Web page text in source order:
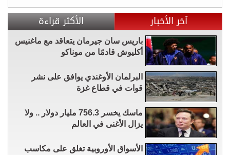
آخر الأخبار الأكثر قراءة
باريس سان جيرمان يتعاقد مع ماغنيس
أكليوش قادمًا من موناكو
البرلمان الأوغندي يوافق على نشر
قوات في قطاع غزة
ماسك يخسر 756.3 مليار دولار .. ولا
يزال الأغنى في العالم
الأسواق الأوروبية تغلق على مكاسب